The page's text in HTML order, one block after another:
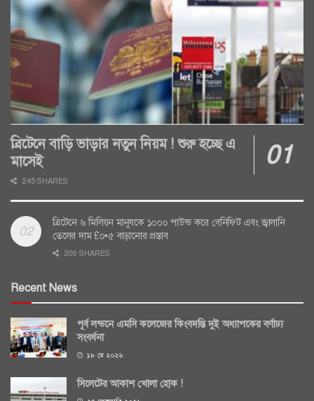
ব্রিটেনে বাড়ি ভাড়ার নতুন নিয়ম ! শুরু হচ্ছে এ
মাসেই
245 SHARES
ব্রিটেনে ৬ মিলিয়ন মানুষকে ১০০০ পাউন্ড করে বেনিফিট এবং জ্বালানি
তেলের দাম £০•৫ বাড়ানোর প্রস্তাব
206 SHARES
Recent News
পূর্ব লন্ডনে এমসি কলেজের কিংবদন্তি দুই অধ্যাপকের বর্ণাঢ্য
সংবর্ধনা
১৮ মে ২০২৬
সিলেটের আকাশ খোলা হোক !